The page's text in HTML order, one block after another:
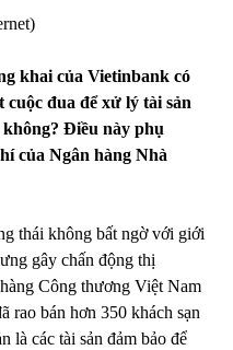
khai của Vietinbank có
cuộc đua để xử lý tài sản
không? Điều này phụ
của Ngân hàng Nhà
thái không bất ngờ với giới
gây chấn động thị
Công thương Việt Nam
rao bán hơn 350 khách sạn
là các tài sản đảm bảo để